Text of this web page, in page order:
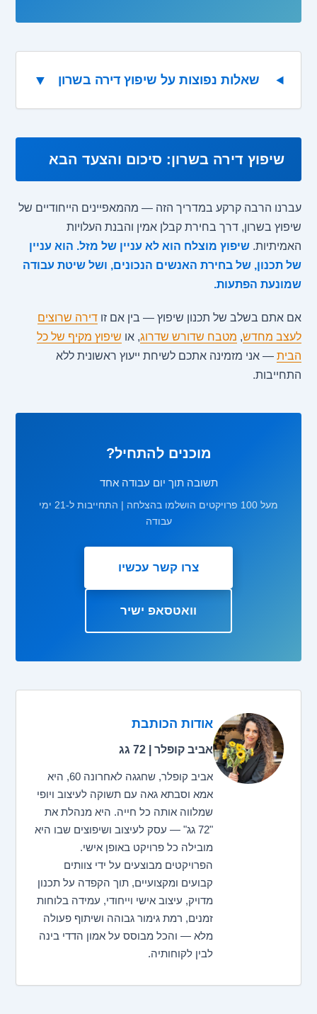
שאלות נפוצות על שיפוץ דירה בשרון ▼
שיפוץ דירה בשרון: סיכום והצעד הבא
עברנו הרבה קרקע במדריך הזה — מהמאפיינים הייחודיים של
שיפוץ בשרון, דרך בחירת קבלן אמין והבנת העלויות
האמיתיות.שיפוץ מוצלח הוא לא עניין של מזל. הוא עניין
של תכנון, של בחירת האנשים הנכונים, ושל שיטת עבודה
שמונעת הפתעות.
אם אתם בשלב של תכנון שיפוץ — בין אם זודירה שרוצים
לעצב מחדש, מטבח שדורש שדרוג, או שיפוץ מקיף של כל
הבית — אני מזמינה אתכם לשיחת ייעוץ ראשונית ללא
התחייבות.
מוכנים להתחיל?
תשובה תוך יום עבודה אחד
מעל 100 פרויקטים הושלמו בהצלחה | התחייבות ל-21 ימי
עבודה
צרו קשר עכשיו
וואטסאפ ישיר
אודות הכותבת
אביב קופלר | 72 גג
אביב קופלר, שחגגה לאחרונה 60, היא
אמא וסבתא גאה עם תשוקה לעיצוב ויופי
שמלווה אותה כל חייה. היא מנהלת את
"72 גג" — עסק לעיצוב ושיפוצים שבו היא
מובילה כל פרויקט באופן אישי.
הפרויקטים מבוצעים על ידי צוותים
קבועים ומקצועיים, תוך הקפדה על תכנון
מדויק, עיצוב אישי וייחודי, עמידה בלוחות
זמנים, רמת גימור גבוהה ושיתוף פעולה
מלא — והכל מבוסס על אמון הדדי בינה
לבין לקוחותיה.